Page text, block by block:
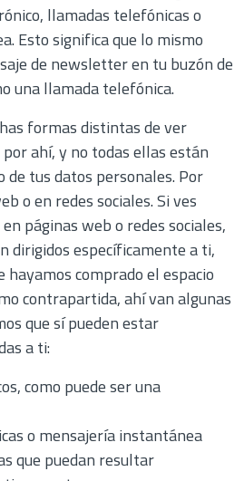
llamadas telefónicas o
Esto significa que lo mismo
de newsletter en tu buzón de
una llamada telefónica.
formas distintas de ver
por ahí, y no todas ellas están
de tus datos personales. Por
o en redes sociales. Si ves
páginas web o redes sociales,
dirigidos específicamente a ti,
comprado el espacio
contrapartida, ahí van algunas
que sí pueden estar
a ti:
como puede ser una
o mensajería instantánea
que puedan resultar